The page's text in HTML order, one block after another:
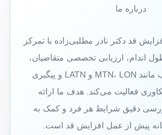
درباره ما
قد دکتر نادر مطلبی‌زاده با تمرکز
اندام، ارزیابی تخصصی متقاضیان،
انتخاب روش مناسب مانند MTN، LON و LATN و پیگیری
فعالیت می‌کند. هدف ما ارائه
دقیق شرایط هر فرد و کمک به
پیش از عمل افزایش قد است.